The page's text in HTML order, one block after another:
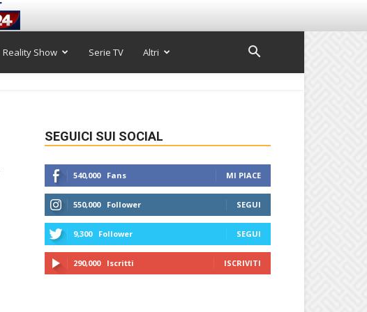
Reality Show Serie TV Altri
SEGUICI SUI SOCIAL
540,000 Fans MI PIACE
550,000 Follower SEGUI
9,300 Follower SEGUI
290,000 Iscritti ISCRIVITI